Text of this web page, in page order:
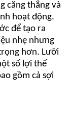
căng thẳng và
hoạt động.
để tạo ra
nhẹ nhưng
hơn. Lưỡi
số lợi thế
gồm cả sợi